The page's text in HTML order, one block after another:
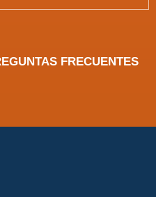
FRECUENTES